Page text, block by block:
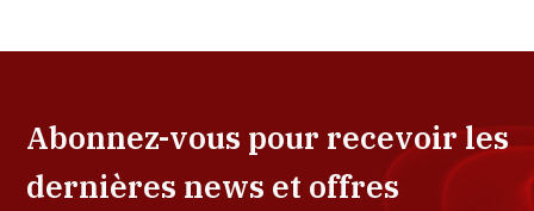
Abonnez-vous pour recevoir les
dernières news et offres